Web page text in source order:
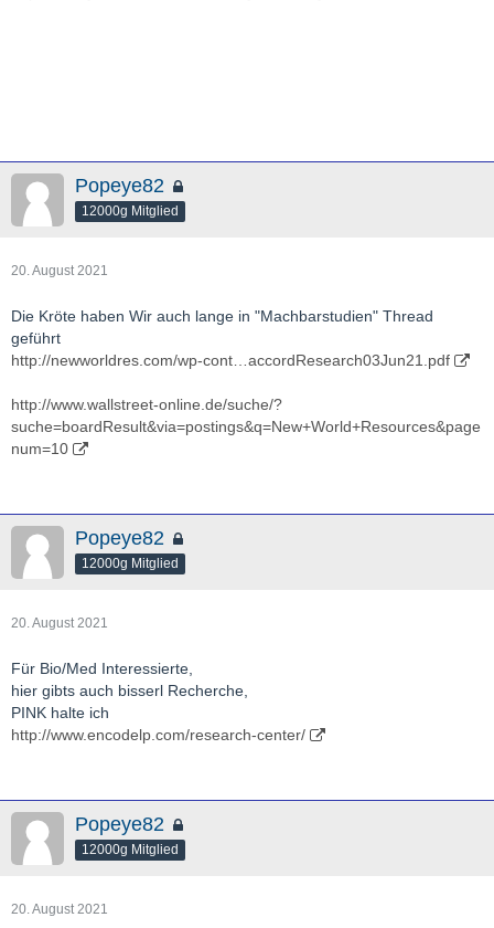
Popeye82
12000g Mitglied
20. August 2021
Die Kröte haben Wir auch lange in "Machbarstudien" Thread
geführt
http://newworldres.com/wp-cont…accordResearch03Jun21.pdf
http://www.wallstreet-online.de/suche/?
suche=boardResult&via=postings&q=New+World+Resources&page
num=10
Popeye82
12000g Mitglied
20. August 2021
Für Bio/Med Interessierte,
hier gibts auch bisserl Recherche,
PINK halte ich
http://www.encodelp.com/research-center/
Popeye82
12000g Mitglied
20. August 2021